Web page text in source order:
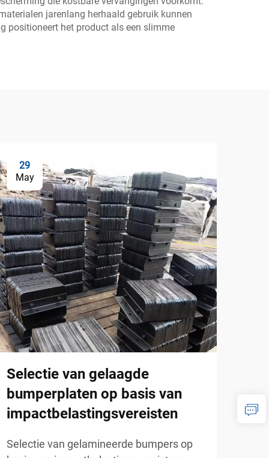
jarenlang herhaald gebruik kunnen
positioneert het product als een slimme
29
May
Selectie van gelaagde
bumperplaten op basis van
impactbelastingsvereisten
Selectie van gelamineerde bumpers op